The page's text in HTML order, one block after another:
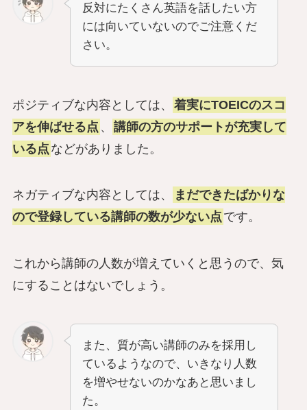
反対にたくさん英語を話したい方
には向いていないのでご注意くだ
さい。
ポジティブな内容としては、
着実にTOEICのスコ
アを伸ばせる点 、
講師の方のサポートが充実して
いる点 などがありました。
ネガティブな内容としては、
まだできたばかりな
ので登録している講師の数が少ない点 です。
これから講師の人数が増えていくと思うので、気
にすることはないでしょう。
また、質が高い講師のみを採用し
ているようなので、いきなり人数
を増やせないのかなあと思いまし
た。